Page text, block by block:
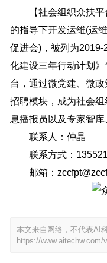
【社会组织众扶平
的指导下开发运维(运
促进会)，被列为
化建设三年行动计划
台，通过微党建、微
招聘模块，成为社会
息播报员以及专家智库
联系人：仲晶
联系方式：
邮箱：
本文来自网络，不代表AI
https://www.aitechw.com/